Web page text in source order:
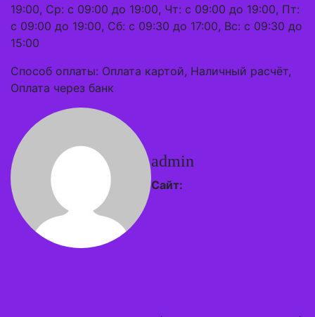
19:00, Ср: с 09:00 до 19:00, Чт: с 09:00 до 19:00, Пт:
с 09:00 до 19:00, Сб: с 09:30 до 17:00, Вс: с 09:30 до
15:00
Способ оплаты: Оплата картой, Наличный расчёт,
Оплата через банк
admin
Сайт: